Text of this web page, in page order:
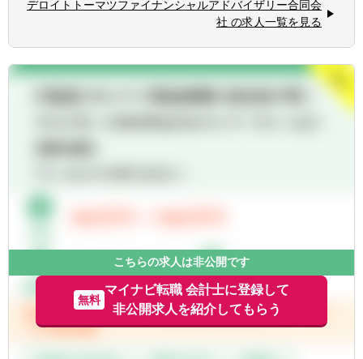
■調査・審査業務
■戦略策定および戦略実行支援
■チェンジマネジメント（ミドルマネジメン
ト層の育成）支援
【求める人物像】
■再生支援やクライシスマネジメント事案に
おいて、厳しい状況にあるクライアントに対
して、経済条件・時間条件等の制約の高い中
⇒問題の把握と原因の解明から、対応策の検
討、マネジメントの意思決定、施策の実行ま
でを一貫してサポートする
⇒必要に応じて、金融機関等ステークホルダ
ーとの協議の支援を行う
■ハンズオン型の業績改善プロジェクトにお
営管理の改善を支援
⇒クライアントの経営トップをはじめ現場担
当者が参加する会議体のファシリテーション
を行う
【具体的には】
デロイトトーマツファイナンシャルアドバイザリー合同会
社 の求人一覧を見る
こちらの求人は非公開です
無料
マイナビ転職 会計士に登録して
非公開求人を紹介してもらう